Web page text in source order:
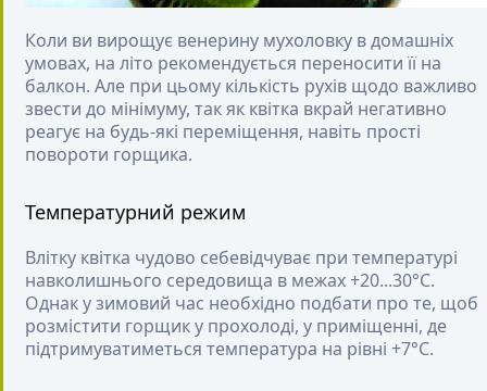
Коли ви вирощує венерину мухоловку в домашніх
умовах, на літо рекомендується переносити її на
балкон. Але при цьому кількість рухів щодо важливо
звести до мінімуму, так як квітка вкрай негативно
реагує на будь-які переміщення, навіть прості
повороти горщика.
Температурний режим
Влітку квітка чудово себевідчуває при температурі
навколишнього середовища в межах +20...30°С.
Однак у зимовий час необхідно подбати про те, щоб
розмістити горщик у прохолоді, у приміщенні, де
підтримуватиметься температура на рівні +7°С.